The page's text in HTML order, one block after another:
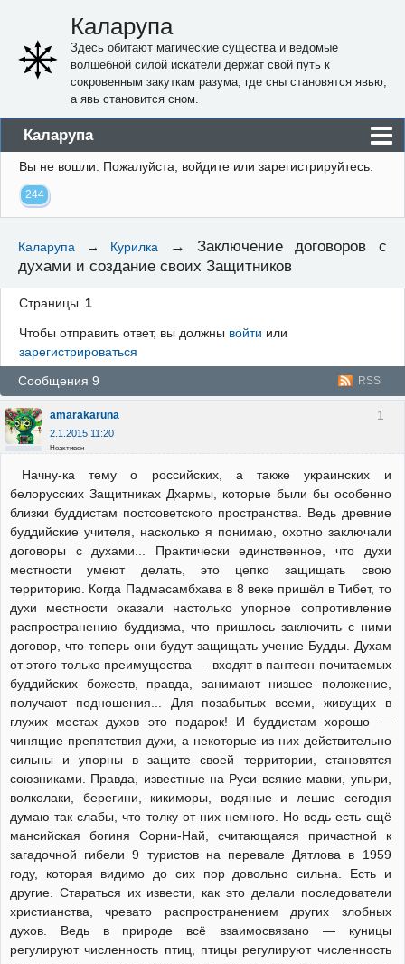
Каларупа
Здесь обитают магические существа и ведомые
волшебной силой искатели держат свой путь к
сокровенным закуткам разума, где сны становятся явью,
а явь становится сном.
Каларупа
Блог
Форум
Правила
Регистрация
Вход
Вы не вошли. Пожалуйста, войдите или зарегистрируйтесь.
244
Каларупа → Курилка → Заключение договоров с
духами и создание своих Защитников
Страницы 1
Чтобы отправить ответ, вы должны войти или
зарегистрироваться
RSS
Сообщения 9
1
amarakaruna
2.1.2015 11:20
Неактивен
Начну-ка тему о российских, а также украинских и
белорусских Защитниках Дхармы, которые были бы особенно
близки буддистам постсоветского пространства. Ведь древние
буддийские учителя, насколько я понимаю, охотно заключали
договоры с духами... Практически единственное, что духи
местности умеют делать, это цепко защищать свою
территорию. Когда Падмасамбхава в 8 веке пришёл в Тибет, то
духи местности оказали настолько упорное сопротивление
распространению буддизма, что пришлось заключить с ними
договор, что теперь они будут защищать учение Будды. Духам
от этого только преимущества — входят в пантеон почитаемых
буддийских божеств, правда, занимают низшее положение,
получают подношения... Для позабытых всеми, живущих в
глухих местах духов это подарок! И буддистам хорошо —
чинящие препятствия духи, а некоторые из них действительно
сильны и упорны в защите своей территории, становятся
союзниками. Правда, известные на Руси всякие мавки, упыри,
волколаки, берегини, кикиморы, водяные и лешие сегодня
думаю так слабы, что толку от них немного. Но ведь есть ещё
мансийская богиня Сорни-Най, считающаяся причастной к
загадочной гибели 9 туристов на перевале Дятлова в 1959
году, которая видимо до сих пор довольно сильна. Есть и
другие. Стараться их извести, как это делали последователи
христианства, чревато распространением других злобных
духов. Ведь в природе всё взаимосвязано — куницы
регулируют численность птиц, птицы регулируют численность